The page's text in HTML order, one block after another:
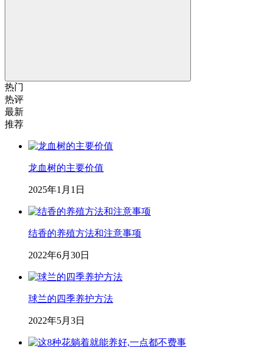
热门
热评
最新
推荐
龙血树的主要价值
2025年1月1日
结香的养殖方法和注意事项
2022年6月30日
球兰的四季养护方法
2022年5月3日